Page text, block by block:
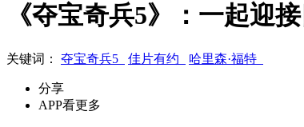
《夺宝奇兵5》：一起迎
关键词： 夺宝奇兵5 佳片有约 哈里森·福特
分享
APP看更多